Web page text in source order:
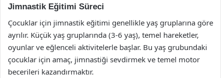
Jimnastik Eğitimi Süreci
Çocuklar için jimnastik eğitimi genellikle yaş gruplarına göre
ayrılır. Küçük yaş gruplarında (3-6 yaş), temel hareketler,
oyunlar ve eğlenceli aktivitelerle başlar. Bu yaş grubundaki
çocuklar için amaç, jimnastiği sevdirmek ve temel motor
becerileri kazandırmaktır.